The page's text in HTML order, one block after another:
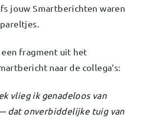
jouw Smartberichten waren
fragment uit het
naar de collega’s:
vlieg ik genadeloos van
dat onverbiddelijke tuig van